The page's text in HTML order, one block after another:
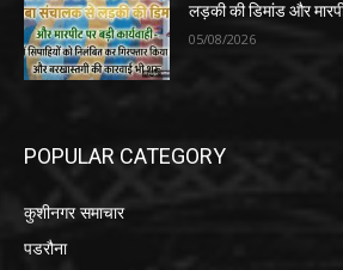
लड़की की डिमांड और
05/08/2026
POPULAR CATEGORY
कुशीनगर समाचार
पडरौना